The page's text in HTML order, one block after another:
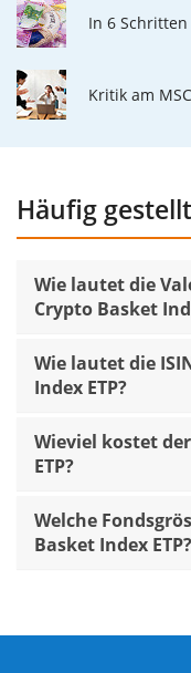
In 6
Kritik am
Häufig
Wie lautet die
Crypto Basket
Wie lautet die
Index ETP?
Wieviel kostet
ETP?
Welche
Basket Index ETP?